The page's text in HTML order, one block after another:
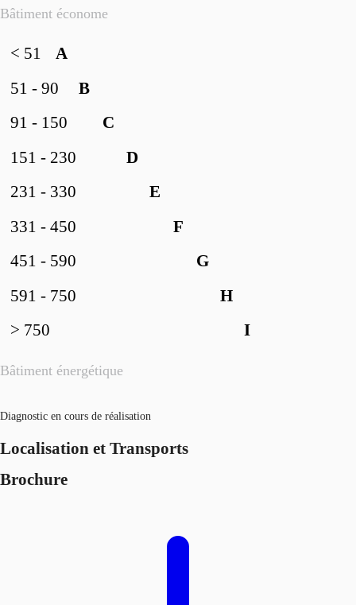
Bâtiment économe
Bâtiment énergétique
A
< 51
B
51 - 90
C
91 - 150
D
151 - 230
E
231 - 330
F
331 - 450
G
451 - 590
H
591 - 750
I
> 750
Diagnostic en cours de réalisation
Localisation et Transports
Brochure